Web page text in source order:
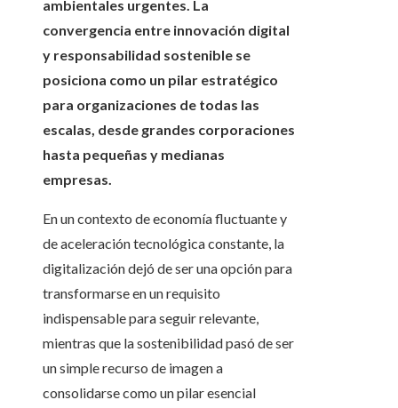
ambientales urgentes. La
convergencia entre innovación digital
y responsabilidad sostenible se
posiciona como un pilar estratégico
para organizaciones de todas las
escalas, desde grandes corporaciones
hasta pequeñas y medianas
empresas.
En un contexto de economía fluctuante y
de aceleración tecnológica constante, la
digitalización dejó de ser una opción para
transformarse en un requisito
indispensable para seguir relevante,
mientras que la sostenibilidad pasó de ser
un simple recurso de imagen a
consolidarse como un pilar esencial